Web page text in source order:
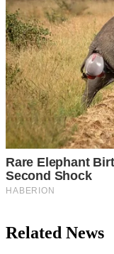
Related News